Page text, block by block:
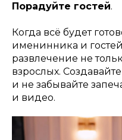
Порадуйте гостей.
Когда всё будет
именинника и
развлечение не
взрослых.
и не забывайте
и видео.